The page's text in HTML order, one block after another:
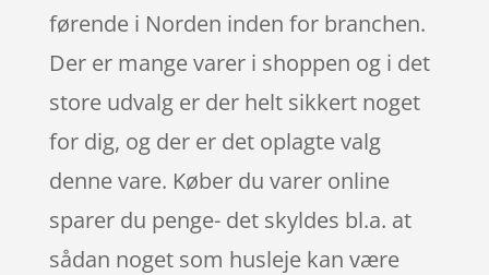
førende i Norden inden for branchen.
Der er mange varer i shoppen og i det
store udvalg er der helt sikkert noget
for dig, og der er det oplagte valg
denne vare. Køber du varer online
sparer du penge- det skyldes bl.a. at
sådan noget som husleje kan være